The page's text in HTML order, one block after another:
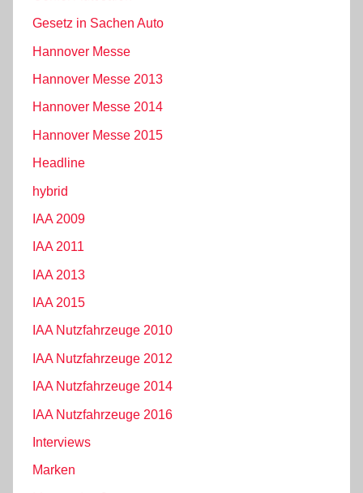
Gesetz in Sachen Auto
Hannover Messe
Hannover Messe 2013
Hannover Messe 2014
Hannover Messe 2015
Headline
hybrid
IAA 2009
IAA 2011
IAA 2013
IAA 2015
IAA Nutzfahrzeuge 2010
IAA Nutzfahrzeuge 2012
IAA Nutzfahrzeuge 2014
IAA Nutzfahrzeuge 2016
Interviews
Marken